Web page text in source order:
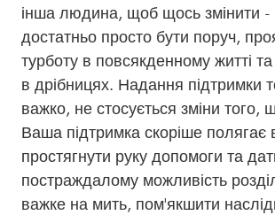
інша людина, щоб щось змінити -
достатньо просто бути поруч,
турботу в повсякденному житті
в дрібницях. Надання підтримки
важко, не стосується зміни того,
Ваша підтримка скоріше
простягнути руку допомоги та
постраждалому можливість
важке на мить, пом'якшити